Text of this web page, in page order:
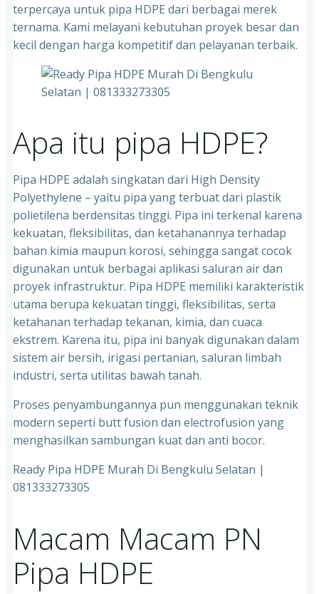
terpercaya untuk pipa HDPE dari berbagai merek
ternama. Kami melayani kebutuhan proyek besar dan
kecil dengan harga kompetitif dan pelayanan terbaik.
Apa itu pipa HDPE?
Pipa HDPE adalah singkatan dari High Density
Polyethylene – yaitu pipa yang terbuat dari plastik
polietilena berdensitas tinggi. Pipa ini terkenal karena
kekuatan, fleksibilitas, dan ketahanannya terhadap
bahan kimia maupun korosi, sehingga sangat cocok
digunakan untuk berbagai aplikasi saluran air dan
proyek infrastruktur. Pipa HDPE memiliki karakteristik
utama berupa kekuatan tinggi, fleksibilitas, serta
ketahanan terhadap tekanan, kimia, dan cuaca
ekstrem. Karena itu, pipa ini banyak digunakan dalam
sistem air bersih, irigasi pertanian, saluran limbah
industri, serta utilitas bawah tanah.
Proses penyambungannya pun menggunakan teknik
modern seperti butt fusion dan electrofusion yang
menghasilkan sambungan kuat dan anti bocor.
Ready Pipa HDPE Murah Di Bengkulu Selatan |
081333273305
Macam Macam PN
Pipa HDPE